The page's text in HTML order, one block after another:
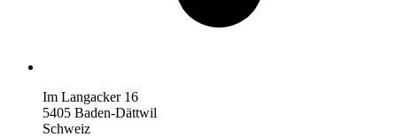
Im Langacker 16
5405 Baden-Dättwil
Schweiz